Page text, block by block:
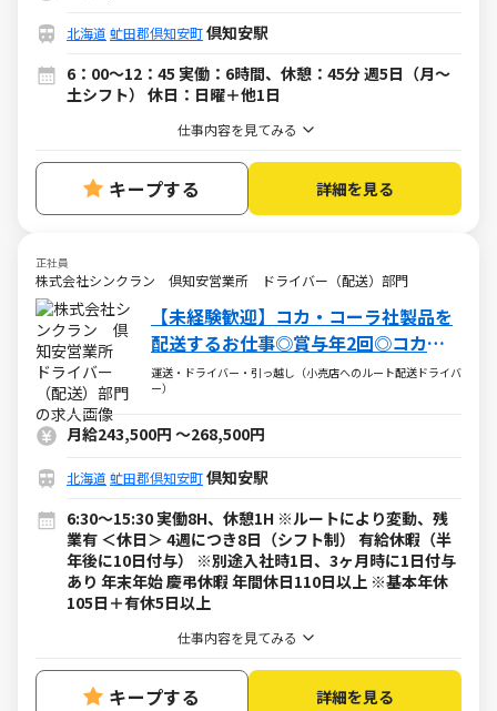
北海道 虻田郡倶知安町倶知安駅
6：00～12：45 実働：6時間、休憩：45分 週5日（月～
土シフト） 休日：日曜＋他1日
仕事内容を見てみる
キープする 詳細を見る
正社員
株式会社シンクラン 倶知安営業所 ドライバー（配送）部門
【未経験歓迎】コカ・コーラ社製品を
配送するお仕事◎賞与年2回◎コカ・
コーラ社パートナー企業
運送・ドライバー・引っ越し（小売店へのルート配送ドライバ
ー）
月給243,500円 ～268,500円
北海道 虻田郡倶知安町倶知安駅
6:30～15:30 実働8H、休憩1H ※ルートにより変動、残
業有 ＜休日＞ 4週につき8日（シフト制） 有給休暇（半
年後に10日付与） ※別途入社時1日、3ヶ月時に1日付与
あり 年末年始 慶弔休暇 年間休日110日以上 ※基本年休
105日＋有休5日以上
仕事内容を見てみる
キープする 詳細を見る